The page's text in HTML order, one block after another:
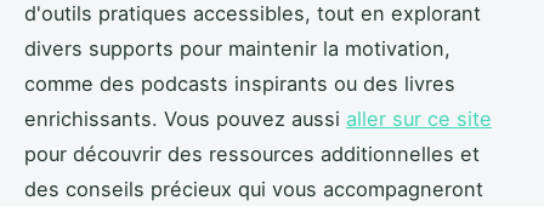
d'outils pratiques accessibles, tout en explorant
divers supports pour maintenir la motivation,
comme des podcasts inspirants ou des livres
enrichissants. Vous pouvez aussi aller sur ce site
pour découvrir des ressources additionnelles et
des conseils précieux qui vous accompagneront